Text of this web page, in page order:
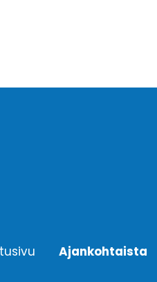
Ajankohtaista